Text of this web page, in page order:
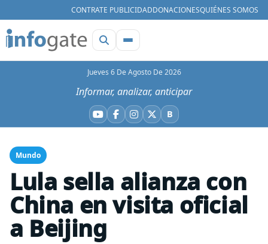
CONTRATE PUBLICIDADDONACIONESQUIÉNES SOMOS
Jueves 6 De Agosto De 2026
Informar, analizar, anticipar
YouTube
Facebook
Instagram
X BBluesky
Mundo
Lula sella alianza con
China en visita oficial
a Beijing